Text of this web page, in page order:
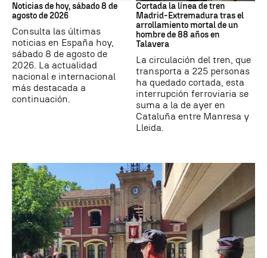
Noticias de hoy, sábado 8 de
agosto de 2026
Consulta las últimas
noticias en España hoy,
sábado 8 de agosto de
2026. La actualidad
nacional e internacional
más destacada a
continuación.
Cortada la línea de tren
Madrid-Extremadura tras el
arrollamiento mortal de un
hombre de 88 años en
Talavera
La circulación del tren, que
transporta a 225 personas
ha quedado cortada, esta
interrupción ferroviaria se
suma a la de ayer en
Cataluña entre Manresa y
Lleida.